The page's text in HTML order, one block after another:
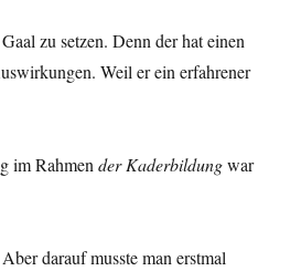
zu setzen. Denn der hat einen
Weil er ein erfahrener
im Rahmender Kaderbildungwar
darauf musste man erstmal